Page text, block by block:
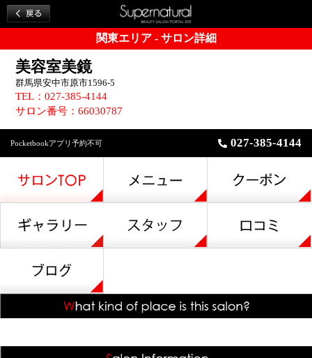
関東エリア - サロン詳細
美容室美鏡
群馬県安中市原市1596-5
TEL：027-385-4144
サロン番号：66030787
Pocketbookアプリ予約不可 027-385-4144